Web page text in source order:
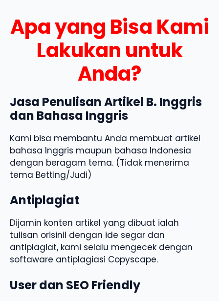
Apa yang Bisa Kami
Lakukan untuk
Anda?
Jasa Penulisan Artikel B. Inggris
dan Bahasa Inggris
Kami bisa membantu Anda membuat artikel
bahasa Inggris maupun bahasa Indonesia
dengan beragam tema. (Tidak menerima
tema Betting/Judi)
Antiplagiat
Dijamin konten artikel yang dibuat ialah
tulisan orisinil dengan ide segar dan
antiplagiat, kami selalu mengecek dengan
softaware antiplagiasi Copyscape.
User dan SEO Friendly